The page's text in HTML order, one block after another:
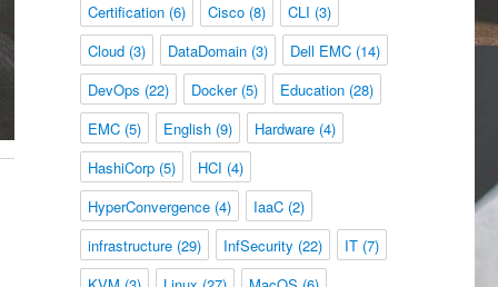
Certification(6) Cisco(8) CLI (3)
Cloud(3) DataDomain(3) Dell EMC(14)
DevOps (22) Docker(5) Education(28)
EMC(5) English(9) Hardware(4)
HashiCorp(5) HCI (4)
HyperConvergence(4) IaaC(2)
infrastructure(29) InfSecurity (22) IT(7)